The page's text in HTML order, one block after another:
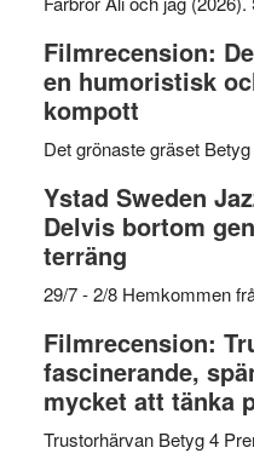
Filmrecension:
en humoristisk
kompott
Det grönaste gräset
Ystad Sweden
Delvis bortom
terräng
29/7 - 2/8 Hemkommen
Filmrecension:
fascinerande,
mycket att tänka
Trustorhärvan Betyg 4